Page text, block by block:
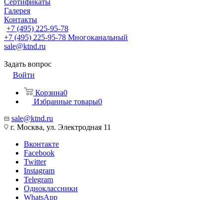
Сертификаты
Галерея
Контакты
+7 (495) 225-95-78
+7 (495) 225-95-78 Многоканальный
sale@ktnd.ru
Задать вопрос
Войти
Корзина0
Избранные товары0
sale@ktnd.ru
г. Москва, ул. Электродная 11
Вконтакте
Facebook
Twitter
Instagram
Telegram
Одноклассники
WhatsApp